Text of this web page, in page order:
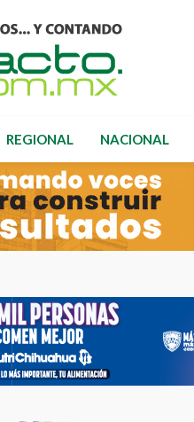
REGIONAL NACIONAL